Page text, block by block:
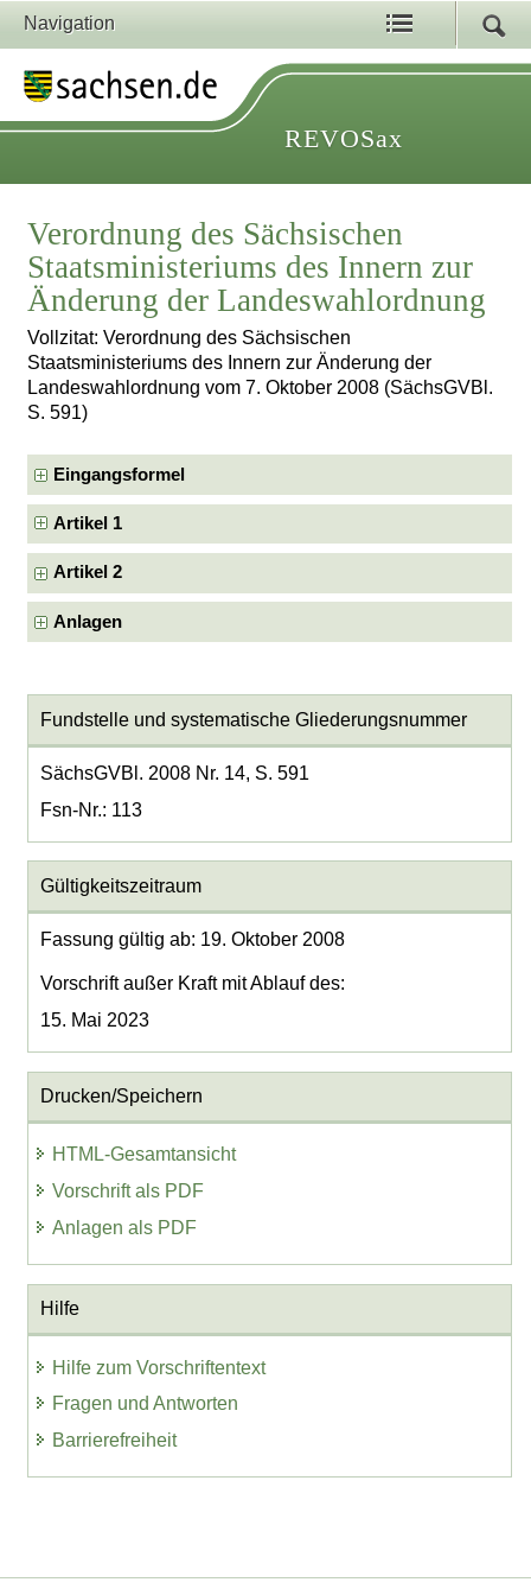
Navigation
REVOSax
Verordnung des Sächsischen
Staatsministeriums des Innern zur
Änderung der Landeswahlordnung
Vollzitat: Verordnung des Sächsischen
Staatsministeriums des Innern zur Änderung der
Landeswahlordnung vom 7. Oktober 2008 (SächsGVBl.
S. 591)
Eingangsformel
Artikel 1
Artikel 2
Anlagen
Fundstelle und systematische Gliederungsnummer
SächsGVBl. 2008 Nr. 14, S. 591
Fsn-Nr.: 113
Gültigkeitszeitraum
Fassung gültig ab: 19. Oktober 2008
Vorschrift außer Kraft mit Ablauf des:
15. Mai 2023
Drucken/Speichern
HTML-Gesamtansicht
Vorschrift als PDF
Anlagen als PDF
Hilfe
Hilfe zum Vorschriftentext
Fragen und Antworten
Barrierefreiheit